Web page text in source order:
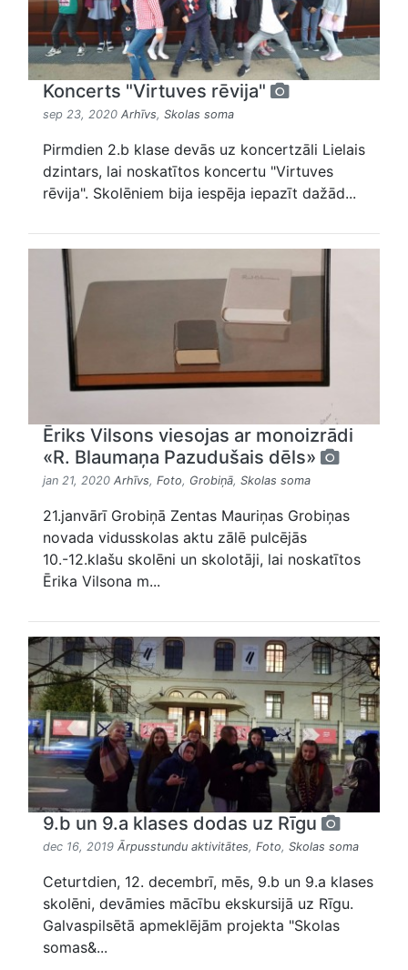
Koncerts "Virtuves rēvija"
sep 23, 2020 Arhīvs, Skolas soma
Pirmdien 2.b klase devās uz koncertzāli Lielais
dzintars, lai noskatītos koncertu "Virtuves
rēvija". Skolēniem bija iespēja iepazīt dažād...
Ēriks Vilsons viesojas ar monoizrādi
«R. Blaumaņa Pazudušais dēls»
jan 21, 2020 Arhīvs, Foto, Grobiņā, Skolas soma
21.janvārī Grobiņā Zentas Mauriņas Grobiņas
novada vidusskolas aktu zālē pulcējās
10.-12.klašu skolēni un skolotāji, lai noskatītos
Ērika Vilsona m...
9.b un 9.a klases dodas uz Rīgu
dec 16, 2019 Ārpusstundu aktivitātes, Foto, Skolas soma
Ceturtdien, 12. decembrī, mēs, 9.b un 9.a klases
skolēni, devāmies mācību ekskursijā uz Rīgu.
Galvaspilsētā apmeklējām projekta "Skolas
somas&...